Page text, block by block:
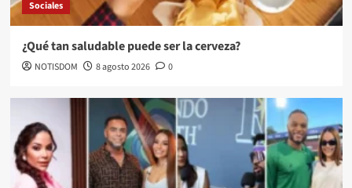
Sociales
¿Qué tan saludable puede ser la cerveza?
NOTISDOM 8 agosto 2026 0